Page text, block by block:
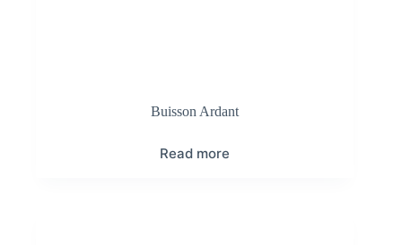
Buisson Ardant
Read more